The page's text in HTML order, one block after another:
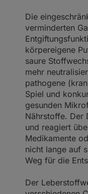
Die
verminderten
körpereigene
saure
mehr
pathogene
Spiel und
gesunden
Nährstoffe. Der
und reagiert
Medikamente
nicht lange auf
Weg für die
Der